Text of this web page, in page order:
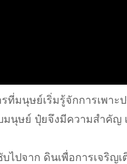
ที่มนุษย์เริ่มรู้จักการเพาะ
มนุษย์ ปุ๋ยจึงมีความสำคัญ
ปจาก ดินเพื่อการเจริญ